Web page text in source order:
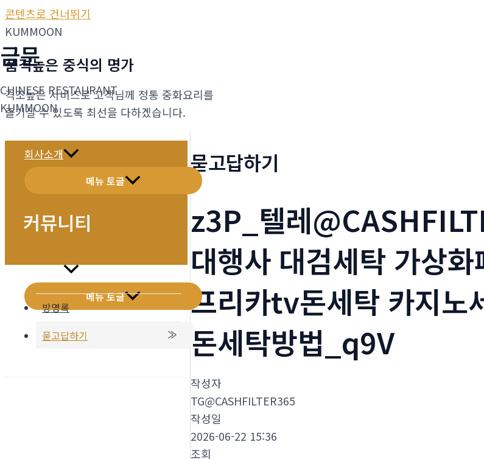
콘텐츠로 건너뛰기
금문
CHINESE RESTAURANT
KUMMOON
회사소개
메뉴 토글
메뉴소개
메뉴 토글
KUMMOON
품격높은 중식의 명가
격조높은 서비스로 고객님께 정통 중화요리를
즐기실 수 있도록 최선을 다하겠습니다.
커뮤니티
방명록
묻고답하기
묻고답하기
z3P_텔레
대행사 대검세탁 가상
프리카tv돈세탁 카지노
돈세탁방법_q9V
작성자
TG@CASHFILTER365
작성일
2026-06-22 15:36
조회